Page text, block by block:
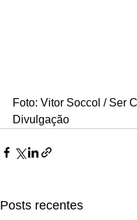
Foto: Vitor Soccol / Ser
Divulgação
Posts recentes